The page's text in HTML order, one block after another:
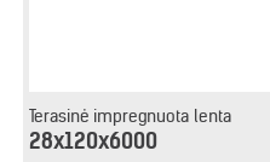
Terasinė impregnuota lenta
28x120x6000